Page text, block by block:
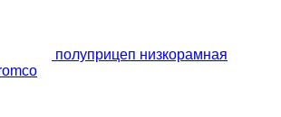
полуприцеп низкорамная